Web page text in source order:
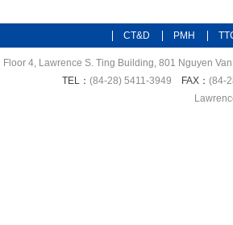
CT&D PMH
Floor 4, Lawrence S. Ting Building, 801 Nguyen
TEL： (84-28) 5411-3949 FAX： (84-